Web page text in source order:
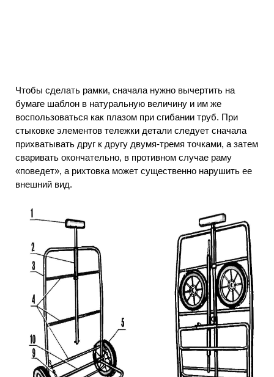
Чтобы сделать рамки, сначала нужно вычертить на
бумаге шаблон в натуральную величину и им же
воспользоваться как плазом при сгибании труб. При
стыковке элементов тележки детали следует сначала
прихватывать друг к другу двумя-тремя точками, а затем
сваривать окончательно, в противном случае раму
«поведет», а рихтовка может существенно нарушить ее
внешний вид.